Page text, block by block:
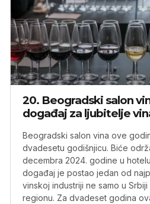
20. Beogradski salon
događaj za ljubitelje
Beogradski salon vina ove
dvadesetu godišnjicu. Biće
decembra 2024. godine u
događaj je postao jedan od
vinskoj industriji ne samo u
regionu. Za dvadeset godina